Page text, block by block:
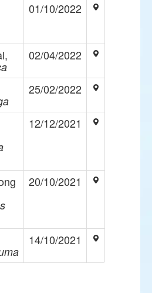
01/10/2022
02/04/2022
25/02/2022
12/12/2021
20/10/2021
14/10/2021